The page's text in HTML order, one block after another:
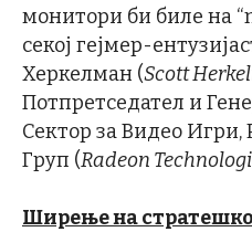
монитори би биле на
секој гејмер-
Херкелман (Scott
Потпретседател и
Сектор за Видео Игри,
Груп (Radeon
Ширење на